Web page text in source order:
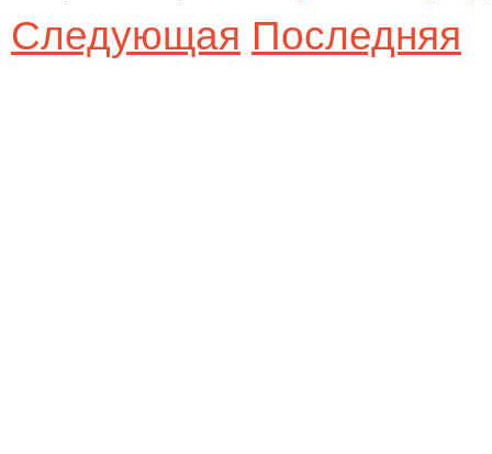
Следующая Последняя